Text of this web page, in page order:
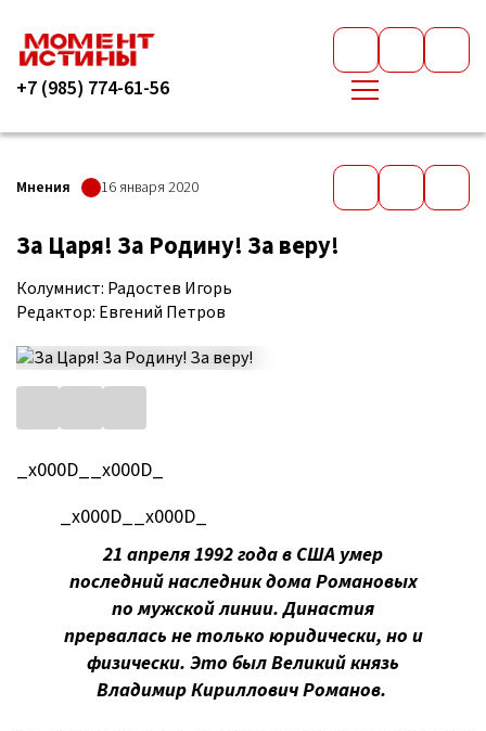
+7 (985) 774-61-56
Мнения 16 января 2020
За Царя! За Родину! За веру!
Колумнист: Радостев Игорь
Редактор: Евгений Петров
_x000D__x000D_
_x000D__x000D_
21 апреля 1992 года в США умер
последний наследник дома Романовых
по мужской линии. Династия
прервалась не только юридически, но и
физически. Это был Великий князь
Владимир Кириллович Романов.